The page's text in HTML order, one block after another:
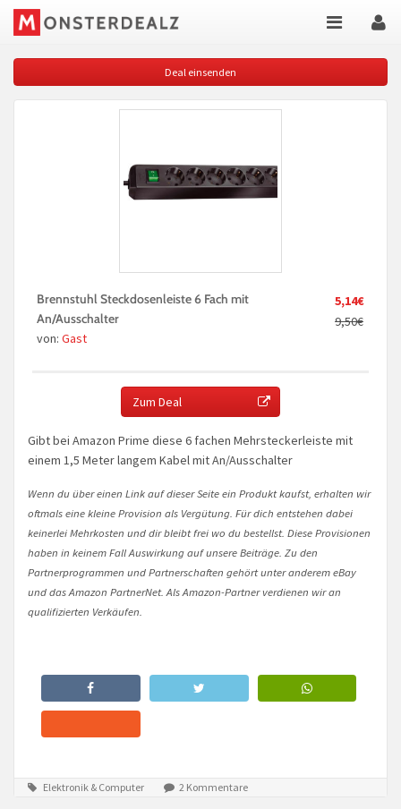
Deal einsenden
5,14€
9,50€
Brennstuhl Steckdosenleiste 6 Fach mit
An/Ausschalter
von: Gast
Zum Deal
Gibt bei Amazon Prime diese 6 fachen Mehrsteckerleiste mit
einem 1,5 Meter langem Kabel mit An/Ausschalter
Wenn du über einen Link auf dieser Seite ein Produkt kaufst, erhalten wir
oftmals eine kleine Provision als Vergütung. Für dich entstehen dabei
keinerlei Mehrkosten und dir bleibt frei wo du bestellst. Diese Provisionen
haben in keinem Fall Auswirkung auf unsere Beiträge. Zu den
Partnerprogrammen und Partnerschaften gehört unter anderem eBay
und das Amazon PartnerNet. Als Amazon-Partner verdienen wir an
qualifizierten Verkäufen.
Elektronik & Computer 2 Kommentare